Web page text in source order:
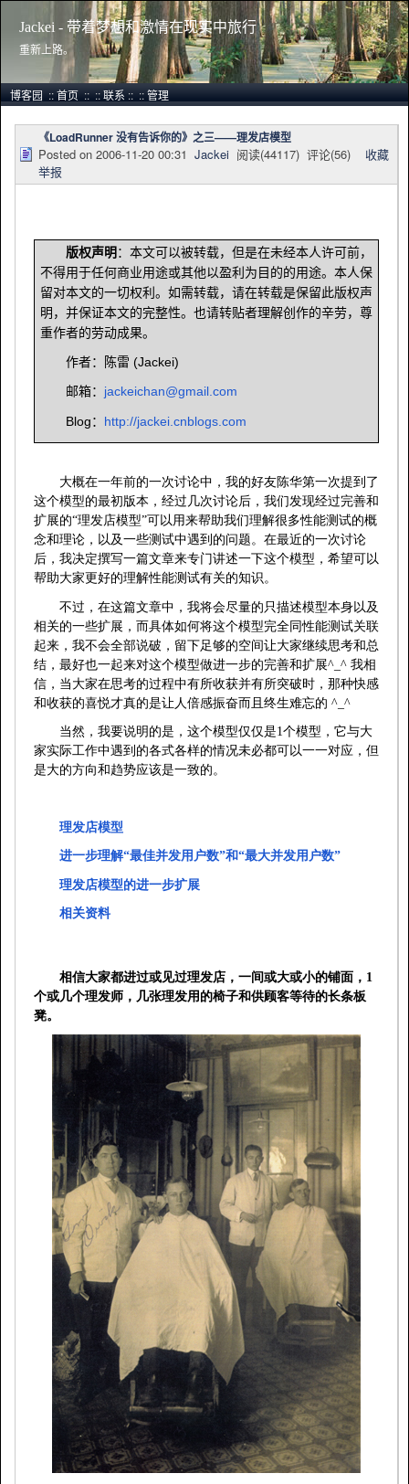
Jackei - 带着梦想和激情在现实中旅行
重新上路。
博客园::首页::::联系::::管理
《LoadRunner 没有告诉你的》之三——理发店模型
Posted on 2006-11-20 00:31 Jackei 阅读(44117) 评论(56) 收藏
举报
版权声明 ：本文可以被转载，但是在未经本人许可前，
不得用于任何商业用途或其他以盈利为目的的用途。本人保
留对本文的一切权利。如需转载，请在转载是保留此版权声
明，并保证本文的完整性。也请转贴者理解创作的辛劳，尊
重作者的劳动成果。
作者：陈雷 (Jackei)
邮箱： jackeichan@gmail.com
Blog ： http://jackei.cnblogs.com
大概在一年前的一次讨论中，我的好友陈华第一次提到了
这个模型的最初版本，经过几次讨论后，我们发现经过完善和
扩展的“理发店模型”可以用来帮助我们理解很多性能测试的概
念和理论，以及一些测试中遇到的问题。在最近的一次讨论
后，我决定撰写一篇文章来专门讲述一下这个模型，希望可以
帮助大家更好的理解性能测试有关的知识。
不过，在这篇文章中，我将会尽量的只描述模型本身以及
相关的一些扩展，而具体如何将这个模型完全同性能测试关联
起来，我不会全部说破，留下足够的空间让大家继续思考和总
结，最好也一起来对这个模型做进一步的完善和扩展^_^ 我相
信，当大家在思考的过程中有所收获并有所突破时，那种快感
和收获的喜悦才真的是让人倍感振奋而且终生难忘的 ^_^
当然，我要说明的是，这个模型仅仅是1个模型，它与大
家实际工作中遇到的各式各样的情况未必都可以一一对应，但
是大的方向和趋势应该是一致的。
理发店模型
进一步理解“最佳并发用户数”和“最大并发用户数”
理发店模型的进一步扩展
相关资料
相信大家都进过或见过理发店，一间或大或小的铺面， 1
个或几个理发师，几张理发用的椅子和供顾客等待的长条板
凳。